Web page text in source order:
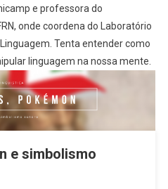
e professora do
onde coordena do Laboratório
Tenta entender como
linguagem na nossa mente.
e simbolismo